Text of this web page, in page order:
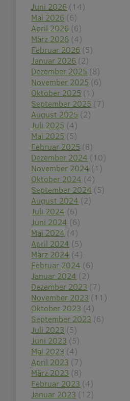
Juni 2026 (14)
Mai 2026 (6)
April 2026 (6)
März 2026 (4)
Februar 2026 (5)
Januar 2026 (2)
Dezember 2025 (8)
November 2025 (6)
Oktober 2025 (1)
September 2025 (7)
August 2025 (2)
Juli 2025 (4)
Mai 2025 (5)
Februar 2025 (8)
Dezember 2024 (10)
November 2024 (1)
Oktober 2024 (4)
September 2024 (5)
August 2024 (2)
Juli 2024 (6)
Juni 2024 (6)
Mai 2024 (4)
April 2024 (5)
März 2024 (4)
Februar 2024 (6)
Januar 2024 (2)
Dezember 2023 (7)
November 2023 (11)
Oktober 2023 (4)
September 2023 (6)
Juli 2023 (5)
Juni 2023 (5)
Mai 2023 (4)
April 2023 (7)
März 2023 (8)
Februar 2023 (4)
Januar 2023 (12)